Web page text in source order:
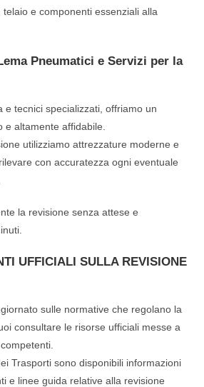
e componenti essenziali alla
Pneumatici e Servizi per la
e tecnici specializzati, offriamo un
altamente affidabile.
utilizziamo attrezzature moderne e
con accuratezza ogni eventuale
la revisione senza attese e
UFFICIALI SULLA REVISIONE
sulle normative che regolano la
consultare le risorse ufficiali messe a
Trasporti sono disponibili informazioni
e linee guida relative alla revisione